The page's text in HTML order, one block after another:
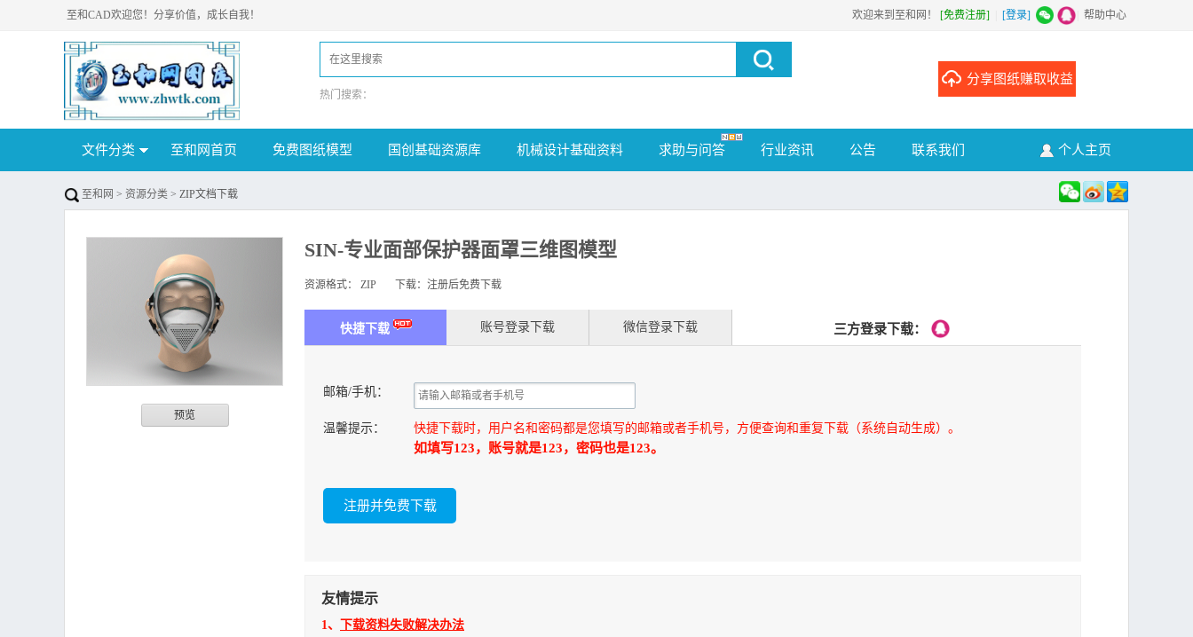
欢迎来到至和网！ [免费注册] [登录] 帮助中心
至和CAD欢迎您！分享价值，成长自我！
热门搜索：
分享图纸赚取收益
文件分类 至和网首页 免费图纸模型 国创基础资源库 机械设计基础资料 求助与问答 行业资讯 公告 联系我们 个人主页
至和网 > 资源分类 > ZIP文档下载
预览
SIN-专业面部保护器面罩三维图模型
资源格式： ZIP 下载：注册后免费下载
快捷下载 账号登录下载 微信登录下载 三方登录下载：
邮箱/手机：
温馨提示： 快捷下载时，用户名和密码都是您填写的邮箱或者手机号，方便查询和重复下载（系统自动生成）。
如填写123，账号就是123，密码也是123。
友情提示
1、
下载资料失败解决办法